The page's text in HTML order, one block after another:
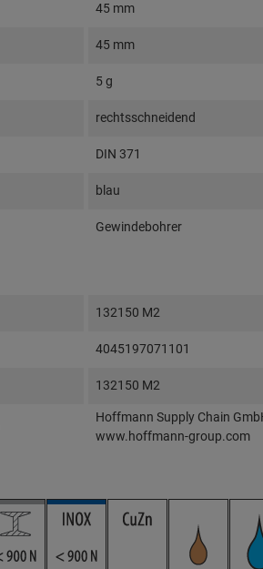
45 mm
45 mm
5 g
rechtsschneidend
DIN 371
blau
Gewindebohrer
132150 M2
4045197071101
132150 M2
Hoffmann Supply Chain
www.hoffmann-group.com